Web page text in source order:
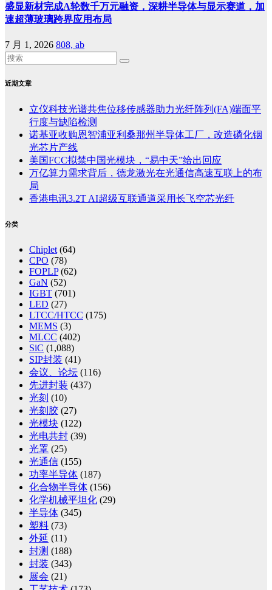
盛显新材完成A轮数千万元融资，深耕半导体与显示赛道，加
速超薄玻璃跨界应用布局
7 月 1, 2026 808, ab
近期文章
立仪科技光谱共焦位移传感器助力光纤阵列(FA)端面平
行度与缺陷检测
诺基亚收购恩智浦亚利桑那州半导体工厂，改造磷化铟
光芯片产线
美国FCC拟禁中国光模块，“易中天”给出回应
万亿算力需求背后，德龙激光在光通信高速互联上的布
局
香港电讯3.2T AI超级互联通道采用长飞空芯光纤
分类
Chiplet (64)
CPO (78)
FOPLP(62)
GaN (52)
IGBT (701)
LED (27)
LTCC/HTCC (175)
MEMS (3)
MLCC (402)
SiC (1,088)
SIP封装 (41)
会议、论坛 (116)
先进封装 (437)
光刻 (10)
光刻胶 (27)
光模块 (122)
光电共封 (39)
光罩 (25)
光通信 (155)
功率半导体 (187)
化合物半导体 (156)
化学机械平坦化 (29)
半导体 (345)
塑料 (73)
外延 (11)
封测 (188)
封装 (343)
展会 (21)